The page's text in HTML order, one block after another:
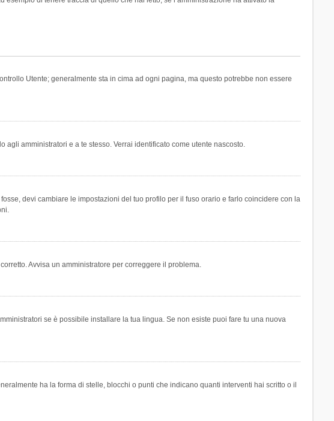
Utente; generalmente sta in cima ad ogni pagina, ma questo potrebbe non essere
agli amministratori e a te stesso. Verrai identificato come utente nascosto.
devi cambiare le impostazioni del tuo profilo per il fuso orario e farlo coincidere con la
Avvisa un amministratore per correggere il problema.
se è possibile installare la tua lingua. Se non esiste puoi fare tu una nuova
ha la forma di stelle, blocchi o punti che indicano quanti interventi hai scritto o il